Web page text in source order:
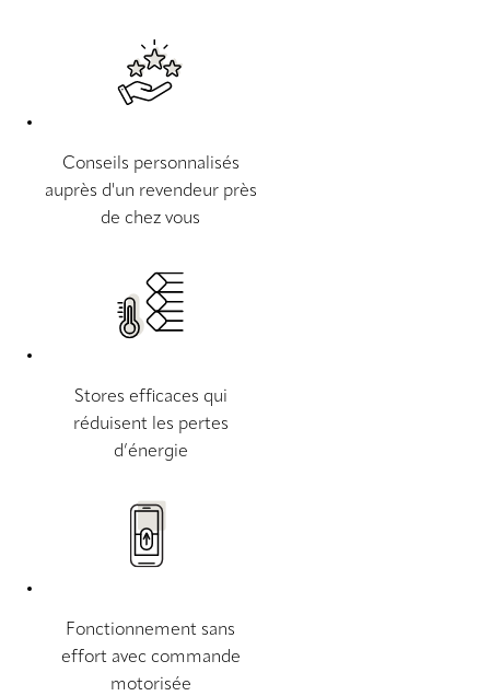
Conseils personnalisés
auprès d'un revendeur près
de chez vous
Stores efficaces qui
réduisent les pertes
d’énergie
Fonctionnement sans
effort avec commande
motorisée